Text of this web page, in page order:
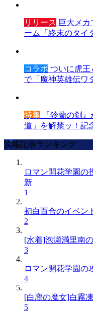
リリース 巨大メ
ーム『終末のタイ
コラボ ついに虎王
で「魔神英雄伝ワ
特集 『鈴蘭の剣
道」を解禁ッ！記
攻略記事ランキング
ロマン開花学園の
新
1
初白百合のイベン
2
[水着]泡瀬満里南
3
ロマン開花学園の
4
[白塵の魔女]白霧
5